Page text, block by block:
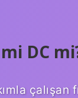
DC
çalışan